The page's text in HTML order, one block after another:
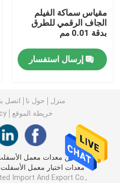
معدات اختبار الركام
معدات اختبار الأسفلت
معدات اختبار الطلاء
معدات الاختبار البيئية
معدات الاختبار المعملية
مقياس سماكة الفيلم
الجاف الرقمي للطرق
بدقة 0.01 مم
إرسال استفسار
منزل حول نا اتصل
خريطة الموقع
الصين معدات معمل الأسفلت
معدات اختبار معمل الأسفلت supplier.
Import And Export Co.,